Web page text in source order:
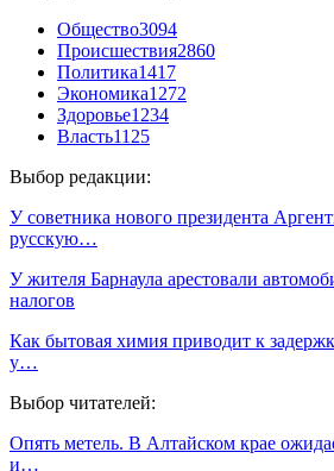
Общество3094
Происшествия2860
Политика1417
Экономика1272
Здоровье1234
Власть1125
Выбор редакции:
У советника нового президента
русскую…
У жителя Барнаула арестовали
налогов
Как бытовая химия приводит к
у…
Выбор читателей:
Опять метель. В Алтайском крае
и…